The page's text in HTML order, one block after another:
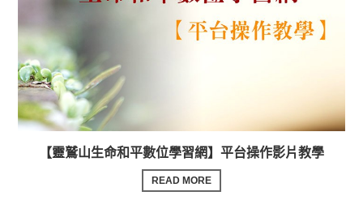
【靈鷲山生命和平數位學習網】平台操作影片教學
READ MORE